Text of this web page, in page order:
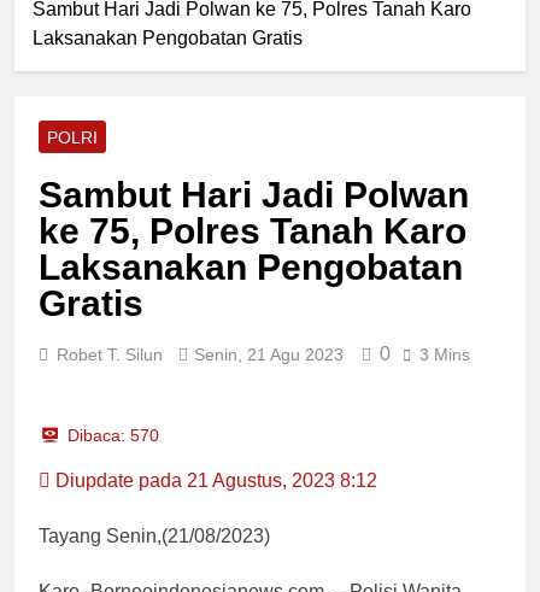
Iptu Fifriki Candra Turun ke
Tombang Mudiak
Kapolres Pasaman Barat
Pimpin Upacara Sertijab
21 Jam Lalu
Bulan Bakti Pramuka 2026,
Lapas Pasir Pengaraian
Perkuat Sinergi dengan
Pemkab Rohul
21 Jam Lalu
Kadis PUPR Rohul Pimpin
Bakti Sosial, Daur Ulang
Sambut Hari Jadi Polwan ke 75, Polres Tanah Karo
Laksanakan Pengobatan Gratis
POLRI
Sambut Hari Jadi Polwan
ke 75, Polres Tanah Karo
Laksanakan Pengobatan
Gratis
Robet T. Silun Senin, 21 Agu 2023 0 3 Mins
Dibaca: 570
Diupdate pada 21 Agustus, 2023 8:12
Tayang Senin,(21/08/2023)